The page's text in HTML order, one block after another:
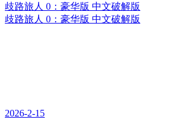
歧路旅人 0：豪华版 中文破解版
歧路旅人 0：豪华版 中文破解版
2026-2-15